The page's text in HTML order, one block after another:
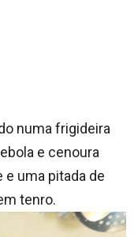
numa frigideira
e cenoura
uma pitada de
tenro.